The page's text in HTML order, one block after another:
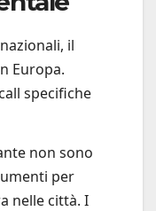
il
Europa.
specifiche
non sono
per
nelle città. I